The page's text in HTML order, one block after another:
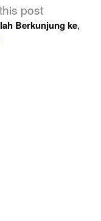
post
Berkunjung ke,